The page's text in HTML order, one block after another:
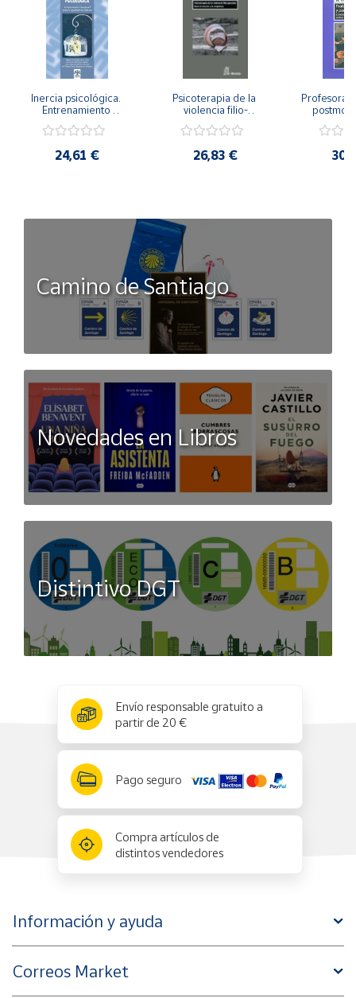
Inercia psicológica.
Entrenamiento
Igualdad de Género.
24,61 €
Psicoterapia de la
violencia filio-
secreto y la
26,83 €
Camino de Santiago
Novedades en Libros
Distintivo DGT
Envío responsable gratuito a
partir de 20 €
Pago seguro
Compra artículos de
distintos vendedores
Información y ayuda
Correos Market